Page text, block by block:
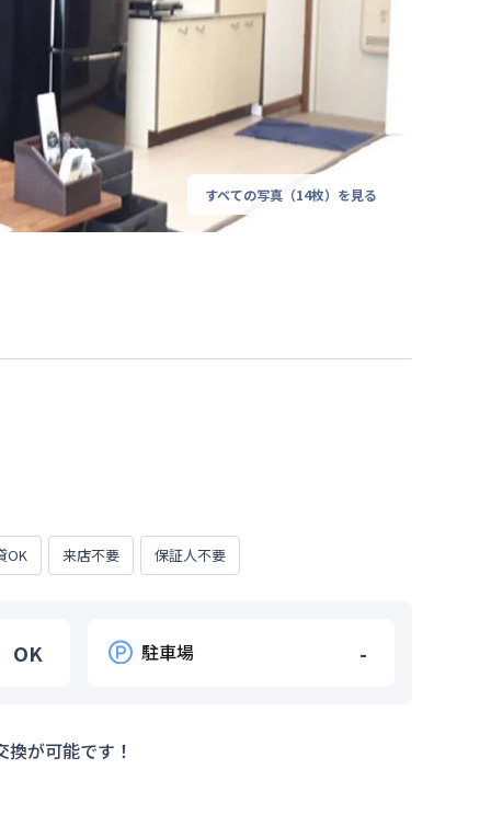
すべての写真（14枚）を見る
OK 来店不要 保証人不要
OK 駐車場 -
が可能です！